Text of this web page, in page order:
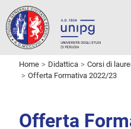
Home Didattica Corsi di
Offerta Formativa 2022/23
Offerta